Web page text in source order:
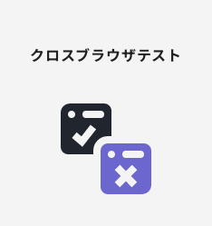
クロスブラウザテスト